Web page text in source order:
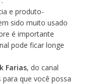
e produto-
sido muito usado
é importante
pode ficar longe
Farias, do canal
que você possa